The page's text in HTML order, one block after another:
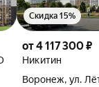
от 4 117 300 ₽
Никитин
Воронеж, ул.
Скидка 15%